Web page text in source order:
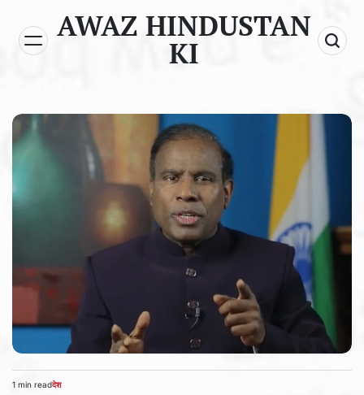
content
AWAZ HINDUSTAN
KI
Estimated
1 min readPOSTED
देश